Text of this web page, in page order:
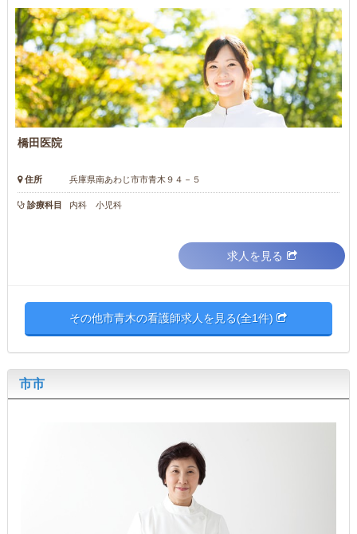
橋田医院
住所 兵庫県南あわじ市市青木９４－５
診療科目 内科 小児科
求人を見る
その他市青木の看護師求人を見る(全1件)
市市